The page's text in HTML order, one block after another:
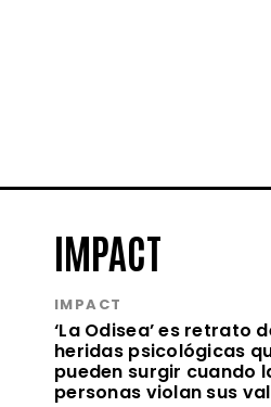
IMPACT
IMPACT
‘La Odisea’ es retrato
heridas psicológicas
pueden surgir cuando
personas violan sus